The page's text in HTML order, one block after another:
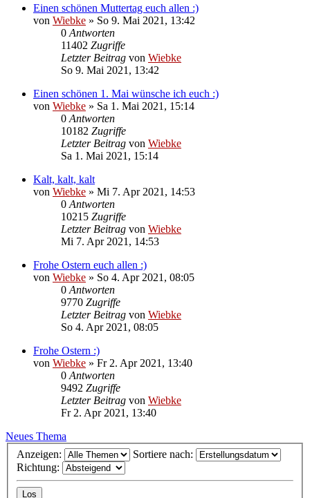
Einen schönen Muttertag euch allen :)
von Wiebke » So 9. Mai 2021, 13:42
0Antworten
11402 Zugriffe
Letzter Beitrag von Wiebke
So 9. Mai 2021, 13:42
Einen schönen 1. Mai wünsche ich euch :)
von Wiebke » Sa 1. Mai 2021, 15:14
0Antworten
10182 Zugriffe
Letzter Beitrag von Wiebke
Sa 1. Mai 2021, 15:14
Kalt, kalt, kalt
von Wiebke » Mi 7. Apr 2021, 14:53
0Antworten
10215 Zugriffe
Letzter Beitrag von Wiebke
Mi 7. Apr 2021, 14:53
Frohe Ostern euch allen :)
von Wiebke » So 4. Apr 2021, 08:05
0Antworten
9770 Zugriffe
Letzter Beitrag von Wiebke
So 4. Apr 2021, 08:05
Frohe Ostern :)
von Wiebke » Fr 2. Apr 2021, 13:40
0Antworten
9492 Zugriffe
Letzter Beitrag von Wiebke
Fr 2. Apr 2021, 13:40
Neues Thema
Anzeigen:
Sortiere nach:
Richtung: